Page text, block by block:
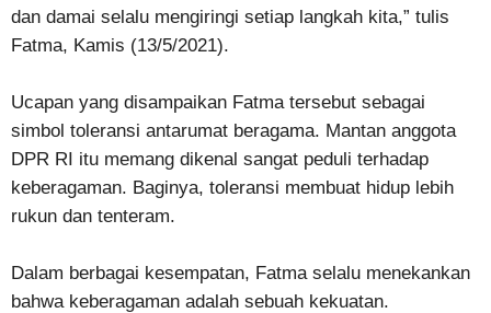
dan damai selalu mengiringi setiap langkah kita,” tulis
Fatma, Kamis (13/5/2021).
Ucapan yang disampaikan Fatma tersebut sebagai
simbol toleransi antarumat beragama. Mantan anggota
DPR RI itu memang dikenal sangat peduli terhadap
keberagaman. Baginya, toleransi membuat hidup lebih
rukun dan tenteram.
Dalam berbagai kesempatan, Fatma selalu menekankan
bahwa keberagaman adalah sebuah kekuatan.